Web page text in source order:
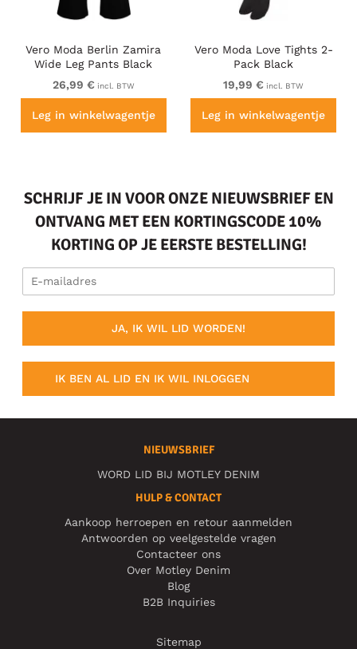
Vero Moda Berlin Zamira
Wide Leg Pants Black
26,99 € incl. BTW
Leg in winkelwagentje
Vero Moda Love Tights 2-
Pack Black
19,99 € incl. BTW
Leg in winkelwagentje
SCHRIJF JE IN VOOR ONZE NIEUWSBRIEF EN
ONTVANG MET EEN KORTINGSCODE 10%
KORTING OP JE EERSTE BESTELLING!
JA, IK WIL LID WORDEN!
IK BEN AL LID EN IK WIL INLOGGEN
NIEUWSBRIEF
WORD LID BIJ MOTLEY DENIM
HULP & CONTACT
Aankoop herroepen en retour aanmelden
Antwoorden op veelgestelde vragen
Contacteer ons
Over Motley Denim
Blog
B2B Inquiries
Sitemap